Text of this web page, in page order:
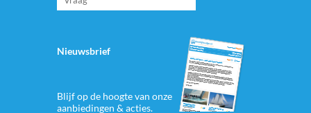
Nieuwsbrief
Blijf op de hoogte van onze
aanbiedingen & acties.